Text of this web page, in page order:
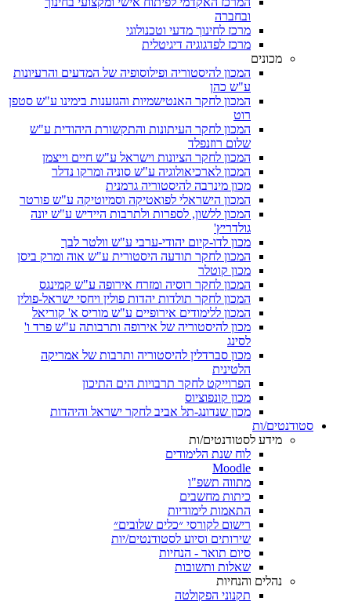
ובחברה
מרכז לחינוך מדעי וטכנולוגי
מרכז לפדגוגיה דיגיטלית
מכונים
המכון להיסטוריה ופילוסופיה של המדעים והרעיונות
ע"ש כהן
המכון לחקר האנטישמיות והגזענות בימינו ע"ש סטפן
רוט
המכון לחקר העיתונות והתקשורת היהודית ע"ש
שלום רוזנפלד
המכון לחקר הציונות וישראל ע"ש חיים וייצמן
המכון לארכיאולוגיה ע"ש סוניה ומרקו נדלר
מכון מינרבה להיסטוריה גרמנית
המכון הישראלי לפואטיקה וסמיוטיקה ע"ש פורטר
המכון ללשון, לספרות ולתרבות היידיש ע"ש יונה
גולדריץ'
מכון לדו-קיום יהודי-ערבי ע"ש וולטר לבך
המכון לחקר תודעה היסטורית ע"ש אוה ומרק ביסן
מכון קוטלר
המכון לחקר רוסיה ומזרח אירופה ע"ש קמינגס
המכון לחקר תולדות יהדות פולין ויחסי ישראל-פולין
המכון ללימודים אירופיים ע"ש מוריס א' קוריאל
מכון להיסטוריה של אירופה ותרבותה ע"ש פרד ו'
לסינג
מכון סברדלין להיסטוריה ותרבות של אמריקה
הלטינית
הפרוייקט לחקר תרבויות הים התיכון
מכון קונפוציוס
מכון שנדונג-תל אביב לחקר ישראל והיהדות
סטודנטים/ות
מידע לסטודנטים/ות
לוח שנת הלימודים
Moodle
מתווה תשפ"ו
כיתות מחשבים
התאמות לימודיות
רישום לקורסי ״כלים שלובים״
שירותים וסיוע לסטודנטים/יות
סיום תואר - הנחיות
שאלות ותשובות
נהלים והנחיות
תקנוני הפקולטה